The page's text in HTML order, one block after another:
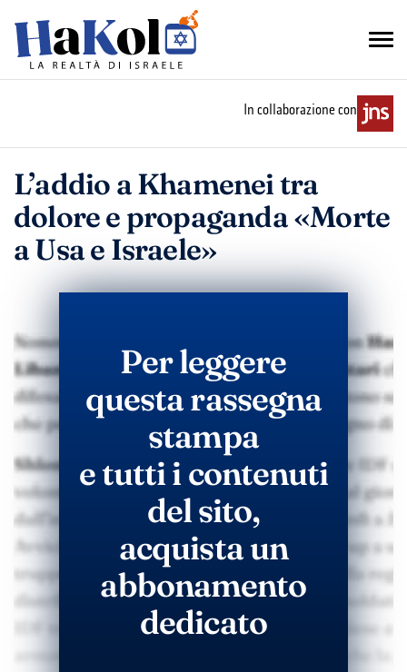
In collaborazione con
L’addio a Khamenei tra
dolore e propaganda «Morte
a Usa e Israele»
Per leggere
questa rassegna
stampa
e tutti i contenuti
del sito,
acquista un
abbonamento
dedicato